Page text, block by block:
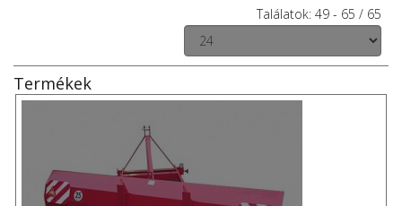
Találatok: 49 - 65 / 65
Termékek